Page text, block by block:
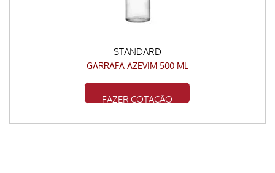
STANDARD
GARRAFA AZEVIM 500 ML
FAZER COTAÇÃO